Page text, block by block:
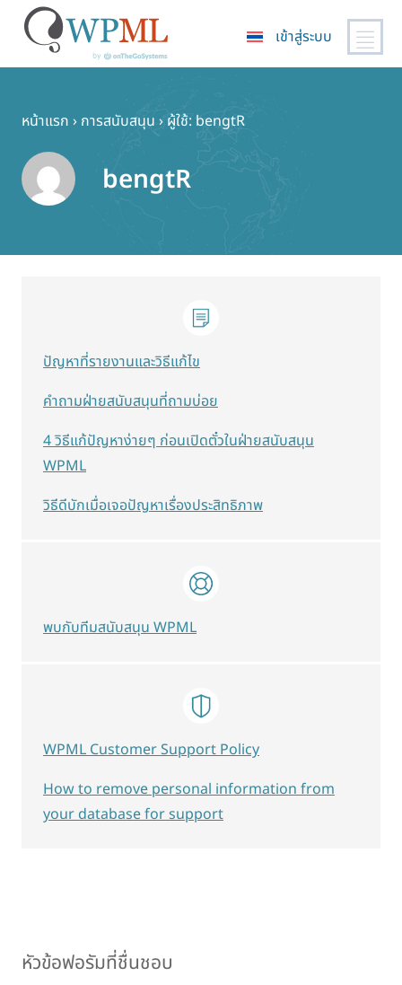
หลัก
เข้าสู่ระบบ
หน้าแรก › การสนับสนุน › ผู้ใช้: bengtR
bengtR
หัวข้อฟอรัมที่ชื่นชอบ
ปัญหาที่รายงานและวิธีแก้ไข
คำถามฝ่ายสนับสนุนที่ถามบ่อย
4 วิธีแก้ปัญหาง่ายๆ ก่อนเปิดตั๋วในฝ่ายสนับสนุน
WPML
วิธีดีบักเมื่อเจอปัญหาเรื่องประสิทธิภาพ
พบกับทีมสนับสนุน WPML
WPML Customer Support Policy
How to remove personal information from
your database for support